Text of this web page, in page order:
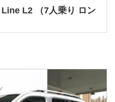
L2 （7人乗り ロン